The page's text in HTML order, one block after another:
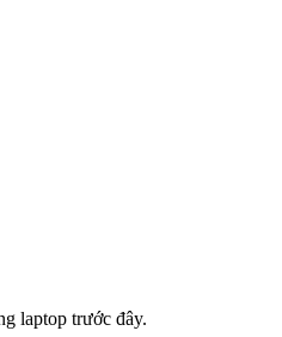
laptop trước đây.